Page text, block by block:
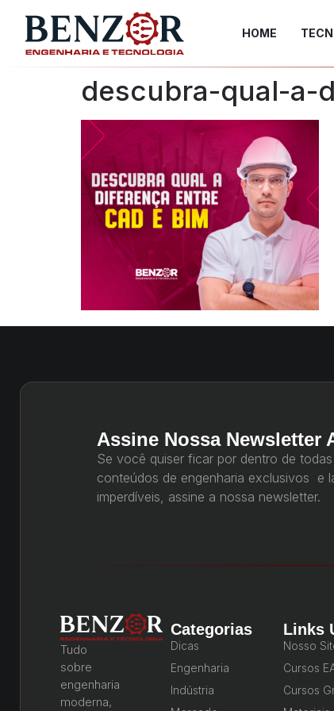
HOME
descubra-qual-a-
Assine Nossa Newsletter
Se você quiser ficar por dentro de
conteúdos de engenharia exclusivos e
imperdíveis, assine a nossa newsletter.
Tudo
sobre
engenharia
moderna,
Categorias
Dicas
Engenharia
Indústria
Links
Nosso
Cursos
Cursos